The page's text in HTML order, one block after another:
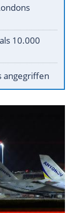
10.000
angegriffen